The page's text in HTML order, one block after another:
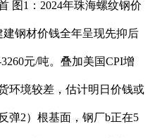
图1：2024年珠海螺纹钢价
钢材价钱全年呈现先抑后
元/吨。叠加美国CPI增
环境较差，估计明日价钱或
弹2）根基面，钢厂b正在5